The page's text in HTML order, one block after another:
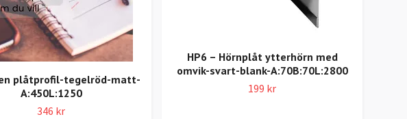
plåtprofil-tegelröd-matt-
A:450L:1250
346 kr
HP6 – Hörnplåt ytterhörn med
omvik-svart-blank-A:70B:70L:2800
199 kr